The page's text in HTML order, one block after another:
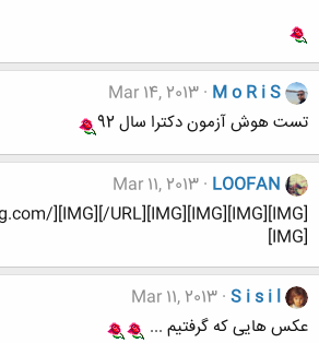
M o R i S
Mar 14, 2013
تست هوش آزمون دکترا سال 92
LOOFAN
Mar 11, 2013
][IMG][/URL][IMG][IMG][IMG][IMG]
[IMG]
S i s i l
Mar 11, 2013
عکس هایی که گرفتیم ...